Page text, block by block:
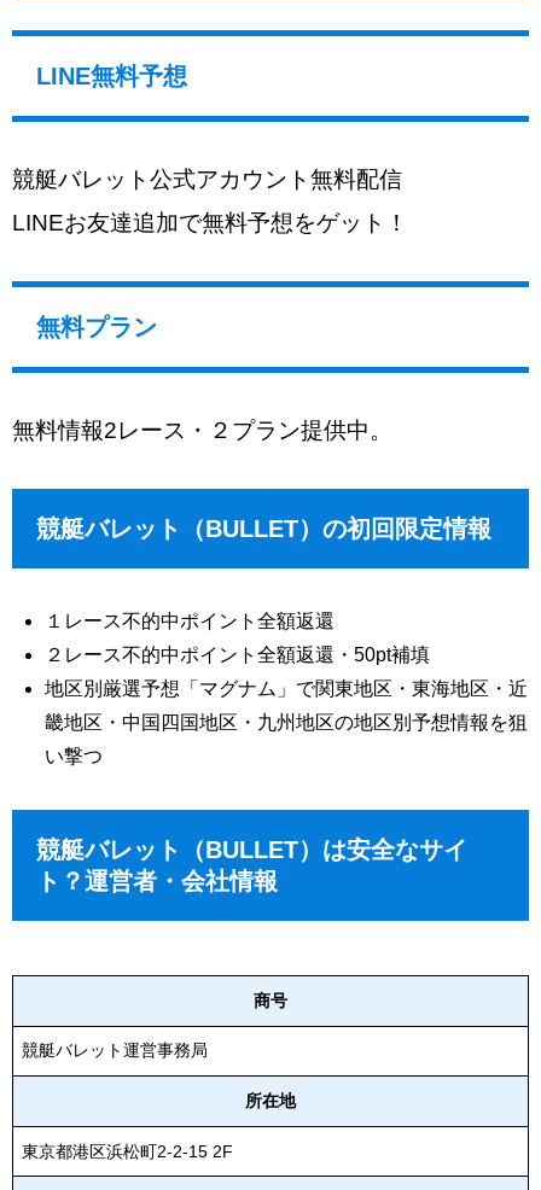
LINE無料予想
競艇バレット公式アカウント無料配信
LINEお友達追加で無料予想をゲット！
無料プラン
無料情報2レース・２プラン提供中。
競艇バレット（BULLET）の初回限定情報
１レース不的中ポイント全額返還
２レース不的中ポイント全額返還・50pt補填
地区別厳選予想「マグナム」で関東地区・東海地区・近
畿地区・中国四国地区・九州地区の地区別予想情報を狙
い撃つ
競艇バレット（BULLET）は安全なサイ
ト？運営者・会社情報
商号
競艇バレット運営事務局
所在地
東京都港区浜松町2-2-15 2F